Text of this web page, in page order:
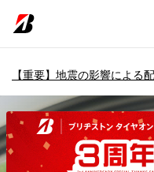
【重要】地震の影響による
タイヤ＆